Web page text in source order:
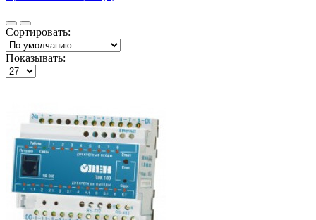
Сортировать:
Показывать: